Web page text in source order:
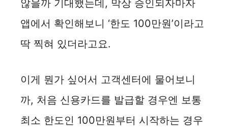
않을까 기대했는데, 막상 승인되자마자
앱에서 확인해보니 ‘한도 100만원’이라고
딱 찍혀 있더라고요.
이게 뭔가 싶어서 고객센터에 물어보니
까, 처음 신용카드를 발급할 경우엔 보통
최소 한도인 100만원부터 시작하는 경우